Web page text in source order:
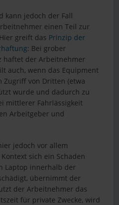
kann jedoch der Fall
einen Teil zur
greift das Prinzip der
: Bei grober
haftet der Arbeitnehmer
auch, wenn das Equipment
Zugriff von Dritten (etwa
wurde und dadurch zu
mittlerer Fahrlässigkeit
Arbeitgeber und
jedoch vor allem
sich ein Schaden
Laptop innerhalb der
übernimmt der
der Arbeitnehmer das
für private Zwecke, wird